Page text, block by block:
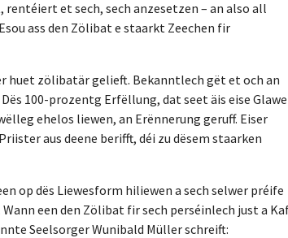
et sech, sech anzesetzen – an also all
ass den Zölibat e staarkt Zeechen fir
huet zölibatär gelieft. Bekanntlech gët et och an
100-prozentg Erfëllung, dat seet äis eise
ehelos liewen, an Erënnerung geruff. Eiser
aus deene berifft, déi zu dësem staarken
op dës Liewesform hiliewen a sech selwer préife
een den Zölibat fir sech perséinlech just a
Seelsorger Wunibald Müller schreift: